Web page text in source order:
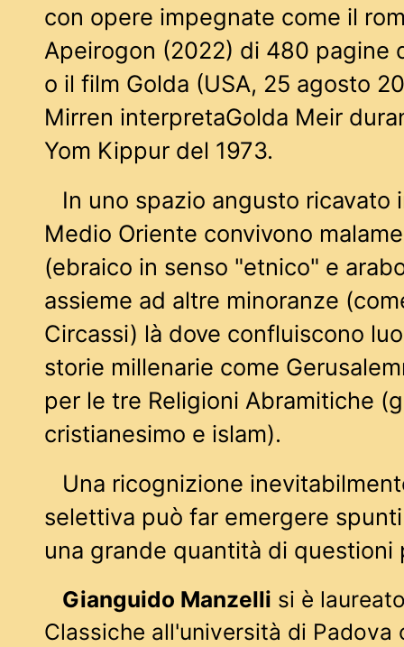
con opere impegnate come il
Apeirogon (2022) di 480 pagine
o il film Golda (USA, 25 agosto
Mirren interpretaGolda Meir
Yom Kippur del 1973.
In uno spazio angusto ricavato
Medio Oriente convivono
(ebraico in senso "etnico" e
assieme ad altre minoranze
Circassi) là dove confluiscono
storie millenarie come
per le tre Religioni Abramitiche
cristianesimo e islam).
Una ricognizione
selettiva può far emergere
una grande quantità di questioni
Gianguido Manzelli si è
Classiche all'università di Padova